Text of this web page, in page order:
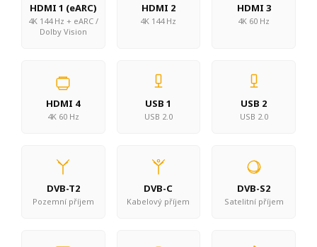
HDMI 1 (eARC)
4K 144 Hz + eARC /
Dolby Vision
HDMI 2
4K 144 Hz
HDMI 3
4K 60 Hz
HDMI 4
4K 60 Hz
USB 1
USB 2.0
USB 2
USB 2.0
DVB-T2
Pozemní příjem
DVB-C
Kabelový příjem
DVB-S2
Satelitní příjem